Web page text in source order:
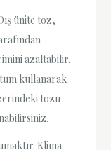
ünite toz,
azaltabilir.
kullanarak
tozu
Klima